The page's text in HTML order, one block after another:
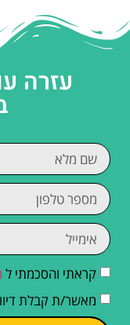
עזרה
קראתי והסכמתי ל
מאשר/ת קבלת